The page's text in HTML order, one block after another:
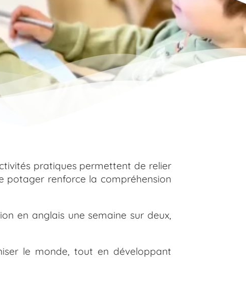
pratiques permettent de relier
potager renforce la compréhension
en anglais une semaine sur deux,
le monde, tout en développant